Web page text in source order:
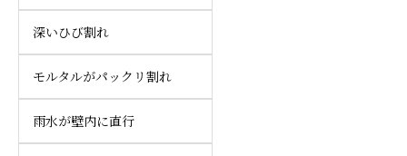
深いひび割れ
モルタルがパックリ割れ
雨水が壁内に直行